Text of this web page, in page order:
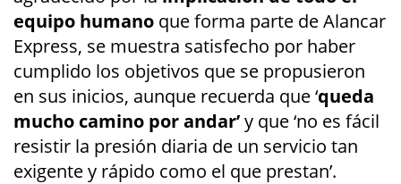
equipo humano que forma parte de Alancar
Express, se muestra satisfecho por haber
cumplido los objetivos que se propusieron
en sus inicios, aunque recuerda que ‘queda
mucho camino por andar’y que ‘no es fácil
resistir la presión diaria de un servicio tan
exigente y rápido como el que prestan’.